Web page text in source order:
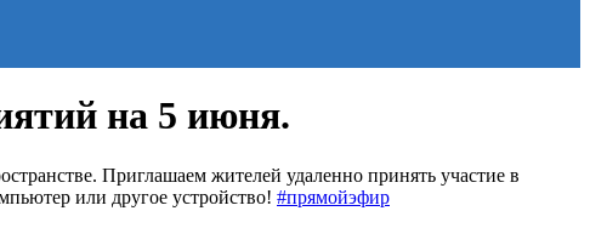
на 5 июня.
Приглашаем жителей удаленно принять участие в
или другое устройство! #прямойэфир